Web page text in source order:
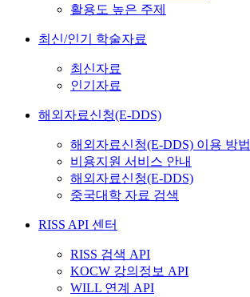
활용도 높은 주제
최신/인기 학술자료
최신자료
인기자료
해외자료신청(E-DDS)
해외자료신청(E-DDS) 이용 방법
비용지원 서비스 안내
해외자료신청(E-DDS)
중국대학 자료 검색
RISS API 센터
RISS 검색 API
KOCW 강의정보 API
WILL 연계 API